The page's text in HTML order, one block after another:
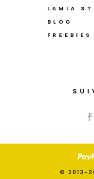
LAMIA
BLOG
FREEBIES
© 2013-